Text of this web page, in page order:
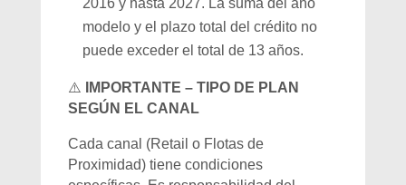
2016 y hasta 2027. La suma del año
modelo y el plazo total del crédito no
puede exceder el total de 13 años.
⚠️
IMPORTANTE – TIPO DE PLAN
SEGÚN EL CANAL
Cada canal (Retail o Flotas de
Proximidad) tiene condiciones